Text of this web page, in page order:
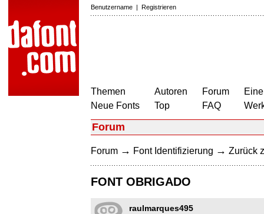
Benutzername | Registrieren
Themen
Neue Fonts
Autoren
Top
Forum
FAQ
Forum
Forum → Font Identifizierung → Zurück
FONT OBRIGADO
raulmarques495